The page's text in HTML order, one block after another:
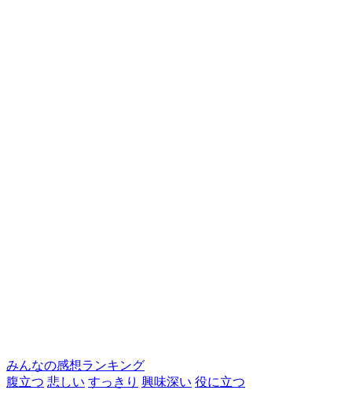
みんなの感想ランキング
腹立つ 悲しい すっきり 興味深い 役に立つ